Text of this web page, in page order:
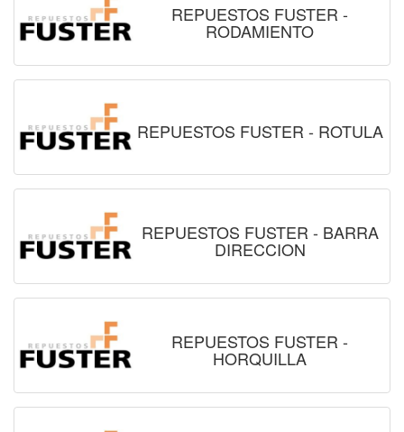
REPUESTOS FUSTER -
RODAMIENTO
REPUESTOS FUSTER - ROTULA
REPUESTOS FUSTER - BARRA
DIRECCION
REPUESTOS FUSTER -
HORQUILLA